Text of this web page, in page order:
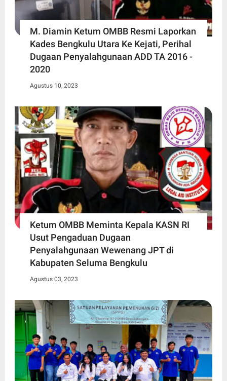
M. Diamin Ketum OMBB Resmi Laporkan
Kades Bengkulu Utara Ke Kejati, Perihal
Dugaan Penyalahgunaan ADD TA 2016 -
2020
Agustus 10, 2023
Ketum OMBB Meminta Kepala KASN RI
Usut Pengaduan Dugaan
Penyalahgunaan Wewenang JPT di
Kabupaten Seluma Bengkulu
Agustus 03, 2023